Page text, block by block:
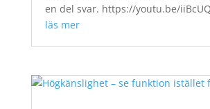
en del svar. https://youtu.be/
läs mer